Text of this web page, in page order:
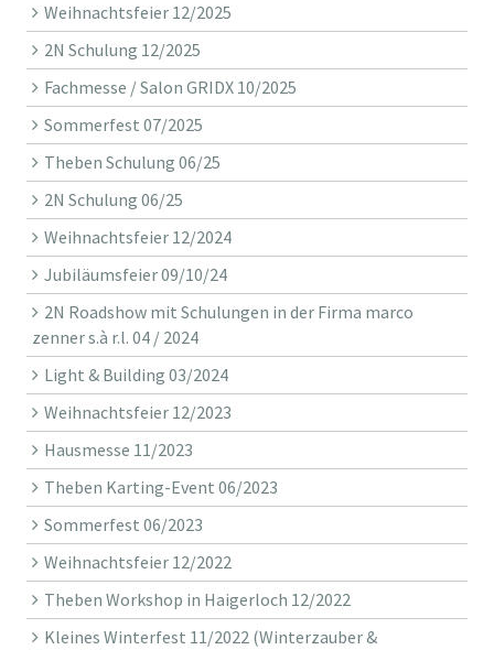
Weihnachtsfeier 12/2025
2N Schulung 12/2025
Fachmesse / Salon GRIDX 10/2025
Sommerfest 07/2025
Theben Schulung 06/25
2N Schulung 06/25
Weihnachtsfeier 12/2024
Jubiläumsfeier 09/10/24
2N Roadshow mit Schulungen in der Firma marco
zenner s.à r.l. 04 / 2024
Light & Building 03/2024
Weihnachtsfeier 12/2023
Hausmesse 11/2023
Theben Karting-Event 06/2023
Sommerfest 06/2023
Weihnachtsfeier 12/2022
Theben Workshop in Haigerloch 12/2022
Kleines Winterfest 11/2022 (Winterzauber &